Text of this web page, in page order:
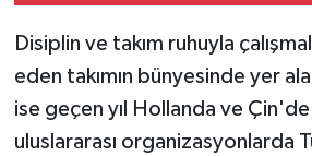
Disiplin ve takım ruhuyla
eden takımın bünyesinde yer
ise geçen yıl Hollanda ve
uluslararası organizasyonlarda